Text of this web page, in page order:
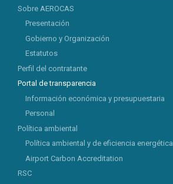
Sobre AEROCAS
Presentación
Gobierno y Organización
Estatutos
Perfil del contratante
Portal de transparencia
Información económica y presupuestaria
Personal
Política ambiental
Política ambiental y de eficiencia energética
Airport Carbon Accreditation
RSC